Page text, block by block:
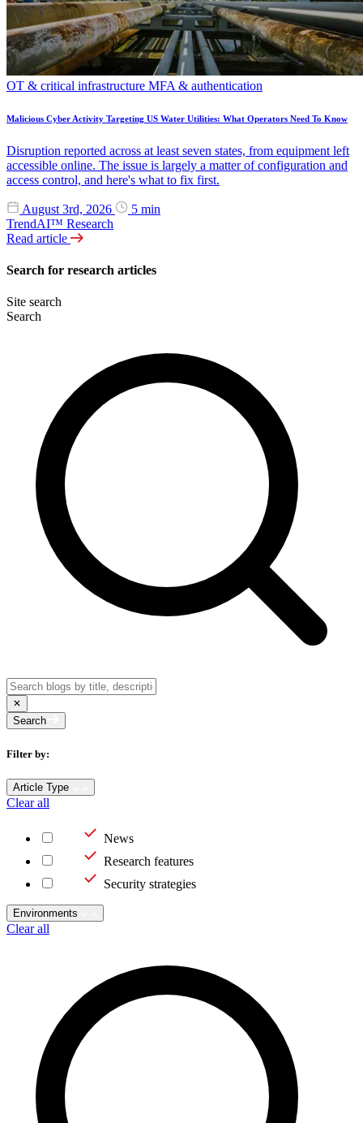
OT & critical infrastructure MFA & authentication
Malicious Cyber Activity Targeting US Water Utilities: What Operators Need To Know
Disruption reported across at least seven states, from equipment left
accessible online. The issue is largely a matter of configuration and
access control, and here's what to fix first.
August 3rd, 2026
5 min
TrendAI™ Research
Read article
Search for research articles
Site search
Search
Search
Filter by:
Article Type
Clear all
News
Research features
Security strategies
Environments
Clear all